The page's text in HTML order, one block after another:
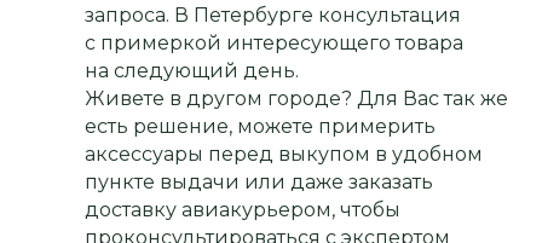
запроса. В Петербурге консультация
с примеркой интересующего товара
на следующий день.
Живете в другом городе? Для Вас так же
есть решение, можете примерить
аксессуары перед выкупом в удобном
пункте выдачи или даже заказать
доставку авиакурьером, чтобы
проконсультироваться с экспертом